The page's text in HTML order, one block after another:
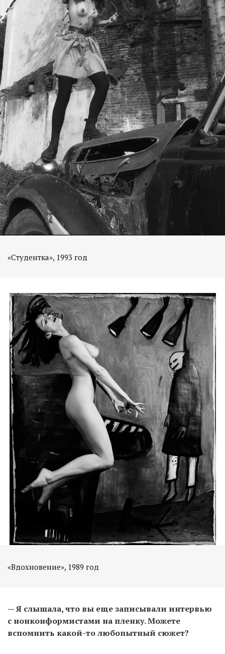
«Студентка», 1993 год
«Вдохновение», 1989 год
— Я слышала, что вы еще записывали интервью
с нонконформистами на пленку. Можете
вспомнить какой-то любопытный сюжет?